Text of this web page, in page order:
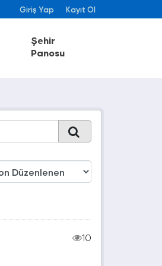
Giriş Yap Kayıt Ol
Şehir
Panosu
10